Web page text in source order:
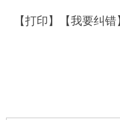
【打印】【我要纠错